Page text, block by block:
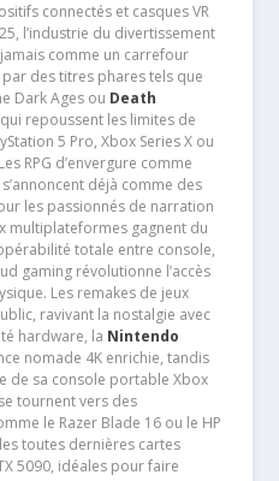
connectés et casques VR
l’industrie du divertissement
comme un carrefour
des titres phares tels que
Dark Ages ou Death
repoussent les limites de
5 Pro, Xbox Series X ou
RPG d’envergure comme
déjà comme des
les passionnés de narration
multiplateformes gagnent du
totale entre console,
gaming révolutionne l’accès
Les remakes de jeux
ravivant la nostalgie avec
hardware, la Nintendo
nomade 4K enrichie, tandis
de sa console portable Xbox
tournent vers des
le Razer Blade 16 ou le HP
toutes dernières cartes
5090, idéales pour faire